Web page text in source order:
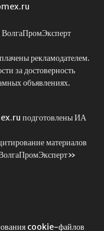
ВолгаПромЭксперт
рекламодателем.
за достоверность
объявлениях.
подготовлены ИА
материалов
cookie-файлов